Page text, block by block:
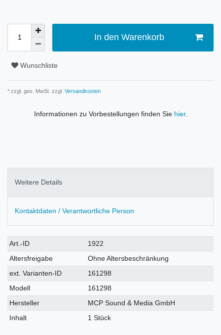
In den Warenkorb
Wunschliste
* zzgl. ges. MwSt. zzgl. Versandkosten
Informationen zu Vorbestellungen finden Sie hier.
Weitere Details
Kontaktdaten / Verantwortliche Person
Technisches
Merkmal
Wert
Art.-ID
1922
Altersfreigabe
Ohne Altersbeschränkung
ext. Varianten-ID
161298
Modell
161298
Hersteller
MCP Sound & Media GmbH
Inhalt
1 Stück